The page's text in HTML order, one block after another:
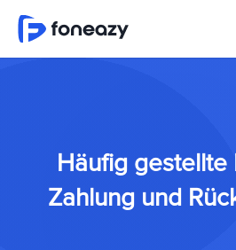
Häufig gestellte
Zahlung und